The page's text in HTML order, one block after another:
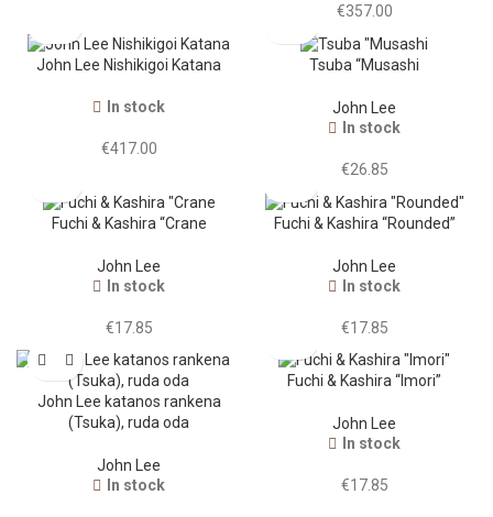
€357.00
John Lee Nishikigoi Katana
In stock
€417.00
Tsuba “Musashi
John Lee
In stock
€26.85
Fuchi & Kashira “Crane
John Lee
In stock
€17.85
Fuchi & Kashira “Rounded”
John Lee
In stock
€17.85
John Lee katanos rankena
(Tsuka), ruda oda
John Lee
In stock
Fuchi & Kashira “Imori”
John Lee
In stock
€17.85